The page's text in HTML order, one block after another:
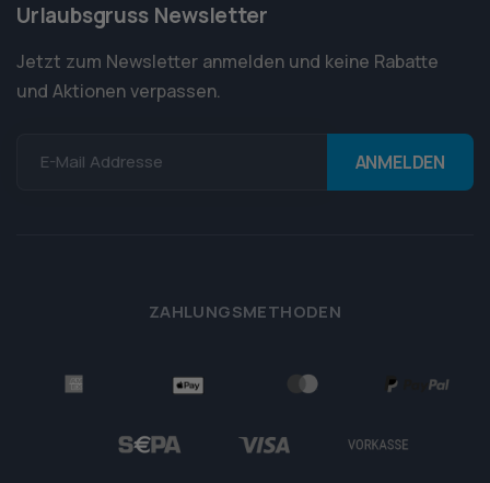
Urlaubsgruss Newsletter
Jetzt zum Newsletter anmelden und keine Rabatte
und Aktionen verpassen.
E-Mail Addresse
ZAHLUNGSMETHODEN